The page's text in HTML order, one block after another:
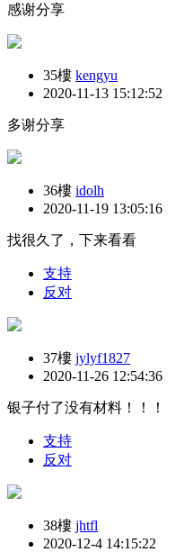
感谢分享
35樓 kengyu
2020-11-13 15:12:52
多谢分享
36樓 idolh
2020-11-19 13:05:16
找很久了，下来看看
支持
反对
37樓 jylyf1827
2020-11-26 12:54:36
银子付了没有材料！！！
支持
反对
38樓 jhtfl
2020-12-4 14:15:22